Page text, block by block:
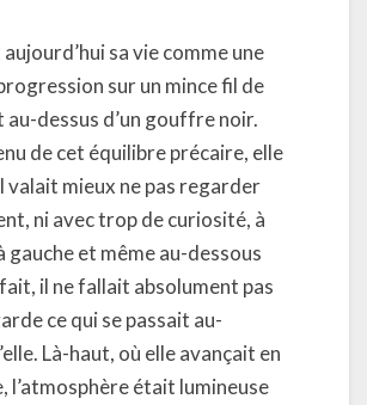
sa vie comme une
sur un mince fil de
dessus d’un gouffre noir.
de cet équilibre précaire, elle
valait mieux ne pas regarder
ni avec trop de curiosité, à
gauche et même au-dessous
fait, il ne fallait absolument pas
ce qui se passait au-
Là-haut, où elle avançait en
l’atmosphère était lumineuse